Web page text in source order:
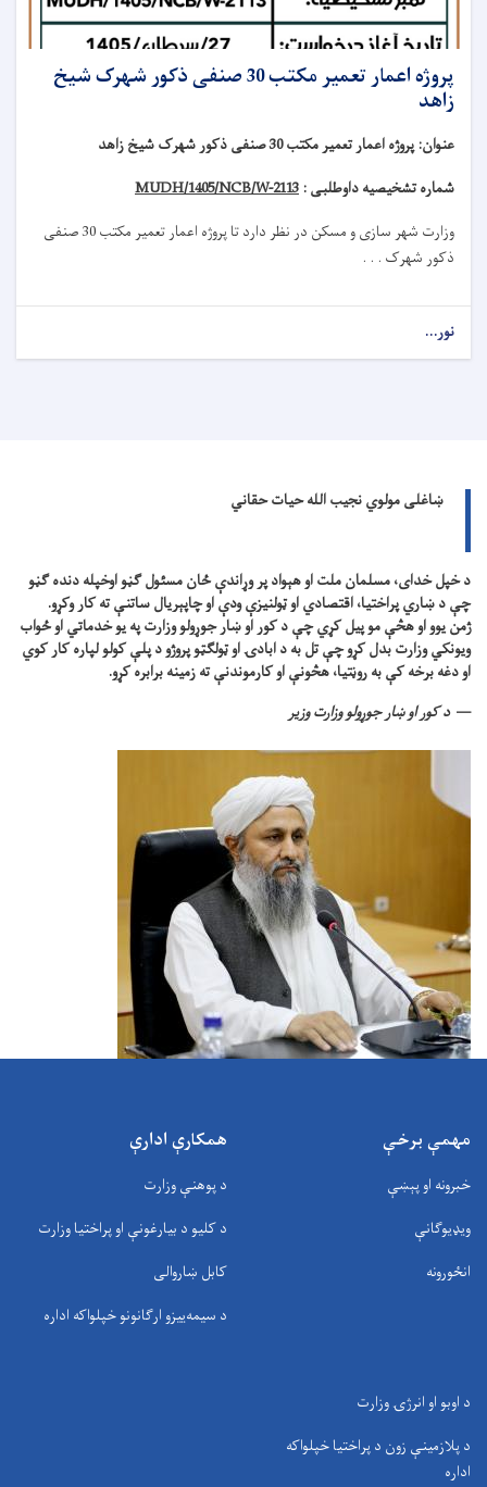
پروژه اعمار تعمیر مکتب 30 صنفی ذکور شهرک شیخ
زاهد
عنوان: پروژه اعمار تعمیر مکتب 30 صنفی ذکور شهرک شیخ زاهد
شماره تشخیصیه داوطلبی : MUDH/1405/NCB/W-2113
وزارت شهر سازی و مسکن در نظر دارد تاپروژه
اعمار تعمیر مکتب 30 صنفی
ذکور شهرک . . .
نور...
ښاغلی مولوي نجیب الله حیات حقاني
د خپل خدای، مسلمان ملت او هېواد پر وړاندې ځان مسئول ګڼو اوخپله دنده ګڼو
چې د ښاري پراختیا، اقتصادي او ټولنیزې ودې او چاپېریال ساتنې ته کار وکړو.
ژمن یوو او هڅې مو پیل کړي چې د کور او ښار جوړولو وزارت په یو خدماتي او ځواب
ویونکي وزارت بدل کړو چې تل به د ابادۍ او ټولګټو پروژو د پلې کولو لپاره کار کوي
او دغه برخه کې به روڼتیا، هڅونې او کارموندنې ته زمینه برابره کړو.
د کور او ښار جوړولو وزارت وزیر
مهمې برخې
خبرونه او پېښې
ویډیوګانې
انځورونه
همکارې ادارې
د پوهنې وزارت
د کلیو د بیارغونې او پراختیا وزارت
کابل ښاروالی
د سيمه‌ييزو ارګانونو خپلواکه اداره
د اوبو او انرژۍ وزارت
د پلازمینې زون د پراختیا خپلواکه
اداره